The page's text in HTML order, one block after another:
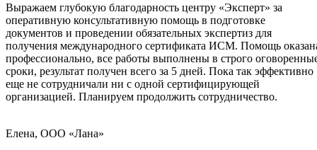
Выражаем глубокую благодарность центру «Эксперт» за
оперативную консультативную помощь в подготовке
документов и проведении обязательных экспертиз для
получения международного сертификата ИСМ. Помощь
профессионально, все работы выполнены в строго
сроки, результат получен всего за 5 дней. Пока так эффективно
еще не сотрудничали ни с одной сертифицирующей
организацией. Планируем продолжить сотрудничество.
Елена, ООО «Лана»